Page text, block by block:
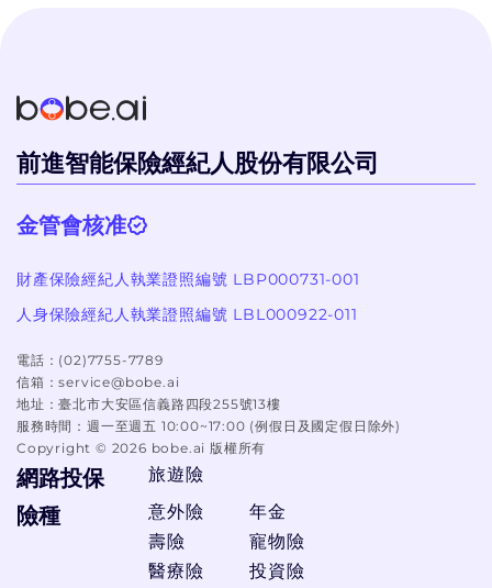
前進智能保險經紀人股份有限公司
金管會核准
財產保險經紀人執業證照編號 LBP000731-001
人身保險經紀人執業證照編號 LBL000922-011
電話： (02)7755-7789
信箱：service@bobe.ai
地址：臺北市大安區信義路四段255號13樓
服務時間： 週一至週五 10:00~17:00 (例假日及國定假日除外)
Copyright © 2026 bobe.ai 版權所有
網路投保 旅遊險
險種
意外險
壽險
醫療險
年金
寵物險
投資險